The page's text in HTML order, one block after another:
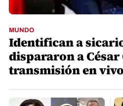
MUNDO
Identifican a
dispararon a César
transmisión en vivo